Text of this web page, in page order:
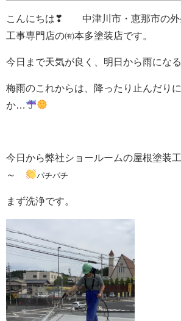
こんにちは❣ 中津川市・恵那市の外
工事専門店の㈲本多塗装店です。
今日まで天気が良く、明日から雨になる
梅雨のこれからは、降ったり止んだり
か…
今日から弊社ショールームの屋根塗装
～
パチパチ
まず洗浄です。